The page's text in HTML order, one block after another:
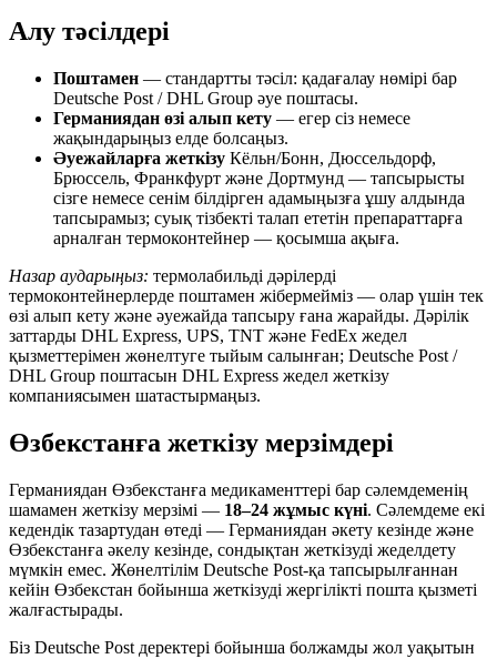
Алу тәсілдері
Поштамен — стандартты тәсіл: қадағалау нөмірі бар
Deutsche Post / DHL Group әуе поштасы.
Германиядан өзі алып кету — егер сіз немесе
жақындарыңыз елде болсаңыз.
Әуежайларға жеткізу Кёльн/Бонн, Дюссельдорф,
Брюссель, Франкфурт және Дортмунд — тапсырысты
сізге немесе сенім білдірген адамыңызға ұшу алдында
тапсырамыз; суық тізбекті талап ететін препараттарға
арналған термоконтейнер — қосымша ақыға.
Назар аударыңыз: термолабильді дәрілерді
термоконтейнерлерде поштамен жібермейміз — олар үшін тек
өзі алып кету және әуежайда тапсыру ғана жарайды. Дәрілік
заттарды DHL Express, UPS, TNT және FedEx жедел
қызметтерімен жөнелтуге тыйым салынған; Deutsche Post /
DHL Group поштасын DHL Express жедел жеткізу
компаниясымен шатастырмаңыз.
Өзбекстанға жеткізу мерзімдері
Германиядан Өзбекстанға медикаменттері бар сәлемдеменің
шамамен жеткізу мерзімі — 18–24 жұмыс күні. Сәлемдеме екі
кедендік тазартудан өтеді — Германиядан әкету кезінде және
Өзбекстанға әкелу кезінде, сондықтан жеткізуді жеделдету
мүмкін емес. Жөнелтілім Deutsche Post-қа тапсырылғаннан
кейін Өзбекстан бойынша жеткізуді жергілікті пошта қызметі
жалғастырады.
Біз Deutsche Post деректері бойынша болжамды жол уақытын